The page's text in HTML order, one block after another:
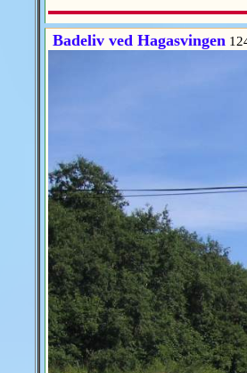
Badeliv ved Hagasvingen